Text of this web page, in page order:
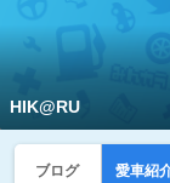
HIK@RU
ブログ 愛車紹